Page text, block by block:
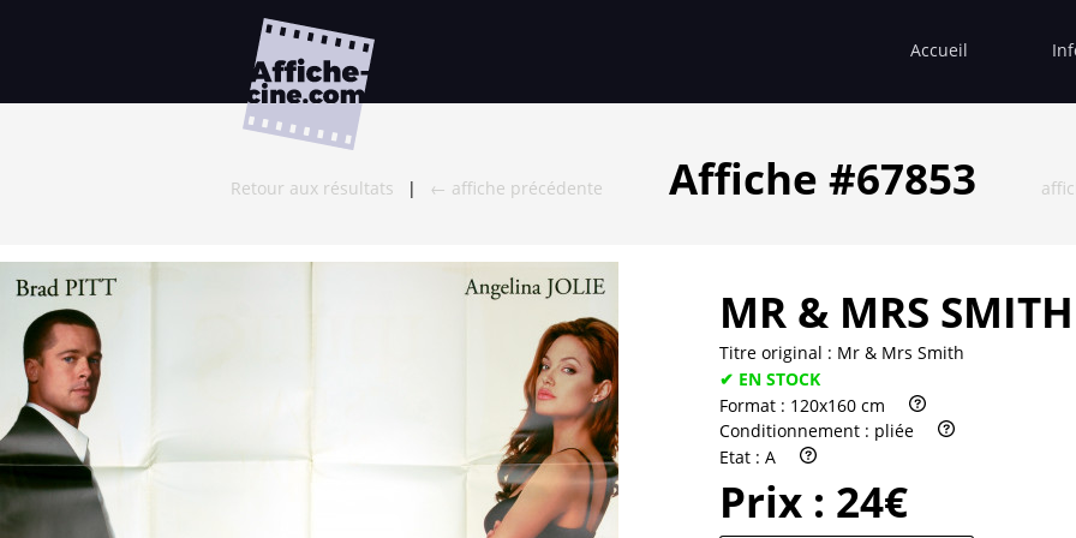
Accueil
Retour aux résultats | ← affiche précédente Affiche #67853
MR & MRS SMITH
Titre original : Mr & Mrs Smith
✔ EN STOCK
Format : 120x160 cm
Conditionnement : pliée
Etat : A
Prix : 24€